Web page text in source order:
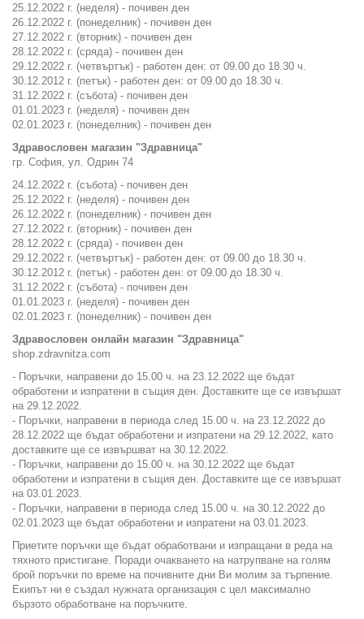
25.12.2022 г. (неделя) - почивен ден
26.12.2022 г. (понеделник) - почивен ден
27.12.2022 г. (вторник) - почивен ден
28.12.2022 г. (сряда) - почивен ден
29.12.2022 г. (четвъртък) - работен ден: от 09.00 до 18.30 ч.
30.12.2012 г. (петък) - работен ден: от 09.00 до 18.30 ч.
31.12.2022 г. (събота) - почивен ден
01.01.2023 г. (неделя) - почивен ден
02.01.2023 г. (понеделник) - почивен ден
Здравословен магазин "Здравница"
гр. София, ул. Одрин 74
24.12.2022 г. (събота) - почивен ден
25.12.2022 г. (неделя) - почивен ден
26.12.2022 г. (понеделник) - почивен ден
27.12.2022 г. (вторник) - почивен ден
28.12.2022 г. (сряда) - почивен ден
29.12.2022 г. (четвъртък) - работен ден: от 09.00 до 18.30 ч.
30.12.2012 г. (петък) - работен ден: от 09.00 до 18.30 ч.
31.12.2022 г. (събота) - почивен ден
01.01.2023 г. (неделя) - почивен ден
02.01.2023 г. (понеделник) - почивен ден
Здравословен онлайн магазин "Здравница"
shop.zdravnitza.com
- Поръчки, направени до 15.00 ч. на 23.12.2022 ще бъдат
обработени и изпратени в същия ден. Доставките ще се извършат
на 29.12.2022.
- Поръчки, направени в периода след 15.00 ч. на 23.12.2022 до
28.12.2022 ще бъдат обработени и изпратени на 29.12.2022, като
доставките ще се извършват на 30.12.2022.
- Поръчки, направени до 15.00 ч. на 30.12.2022 ще бъдат
обработени и изпратени в същия ден. Доставките ще се извършат
на 03.01.2023.
- Поръчки, направени в периода след 15.00 ч. на 30.12.2022 до
02.01.2023 ще бъдат обработени и изпратени на 03.01.2023.
Приетите поръчки ще бъдат обработвани и изпращани в реда на
тяхното пристигане. Поради очакването на натрупване на голям
брой поръчки по време на почивните дни Ви молим за търпение.
Екипът ни е създал нужната организация с цел максимално
бързото обработване на поръчките.